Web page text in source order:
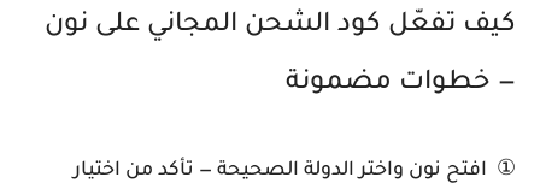
كيف تفعّل كود الشحن المجاني على نون
— خطوات مضمونة
① افتح نون واختر الدولة الصحيحة — تأكد من اختيار